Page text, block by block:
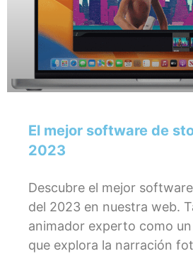
El mejor software de
2023
Descubre el mejor
del 2023 en nuestra web.
animador experto como
que explora la narración